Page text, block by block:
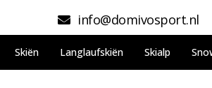
info@domivosport.nl
Skiën Langlaufskiën Skialp